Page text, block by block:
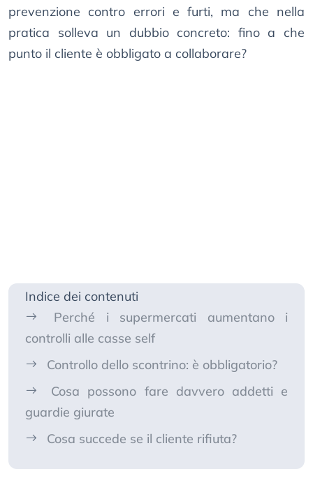
prevenzione contro errori e furti, ma che nella
pratica solleva un dubbio concreto: fino a che
punto il cliente è obbligato a collaborare?
Indice dei contenuti
Perché i supermercati aumentano i
controlli alle casse self
Controllo dello scontrino: è obbligatorio?
Cosa possono fare davvero addetti e
guardie giurate
Cosa succede se il cliente rifiuta?